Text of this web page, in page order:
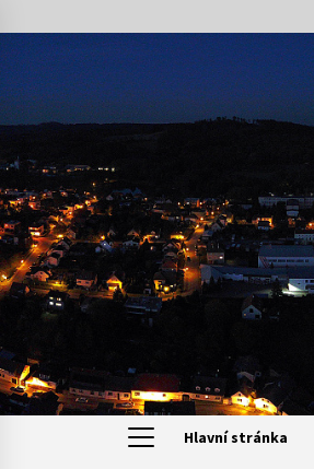
to
content
Hlavní stránka